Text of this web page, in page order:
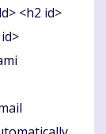
<h2 id>